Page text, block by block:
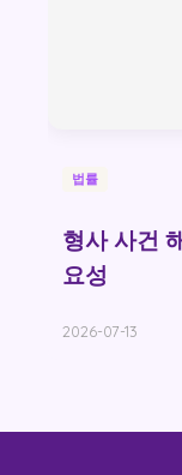
법률
형사 사건
요성
2026-07-13